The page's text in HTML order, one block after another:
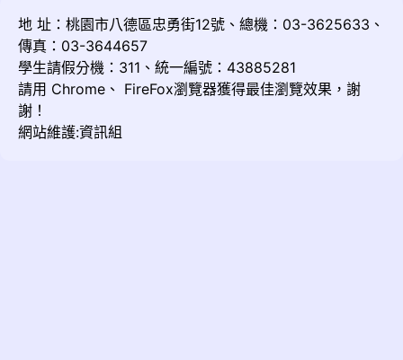
地 址：桃園市八德區忠勇街12號、總機：03-3625633、
傳真：03-3644657
學生請假分機：311、統一編號：43885281
請用 Chrome 、 FireFox瀏覽器獲得最佳瀏覽效果，謝
謝！
網站維護:資訊組